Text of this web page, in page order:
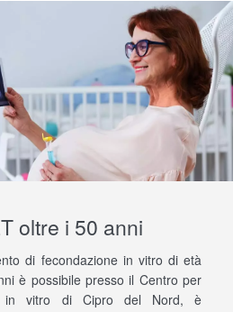
oltre i 50 anni
di fecondazione in vitro di età
è possibile presso il Centro per
in vitro di Cipro del Nord, è